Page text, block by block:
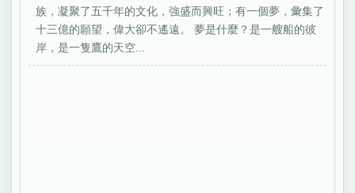
族，凝聚了五千年的文化，強盛而興旺；有一個夢，彙集了
十三億的願望，偉大卻不遙遠。 夢是什麼？是一艘船的彼
岸，是一隻鷹的天空...